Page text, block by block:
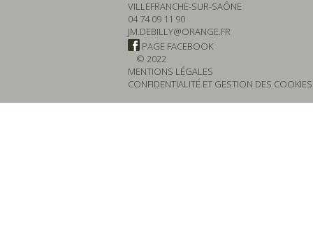
VILLEFRANCHE-SUR-SAÔNE
04 74 09 11 90
JM.DEBILLY@ORANGE.FR
PAGE FACEBOOK
© 2022
MENTIONS LÉGALES
CONFIDENTIALITÉ ET GESTION DES COOKIES